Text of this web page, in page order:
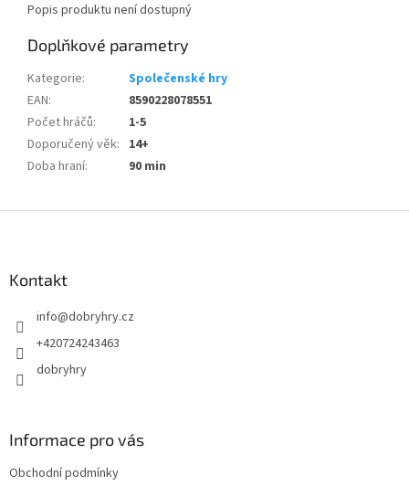
Popis produktu není dostupný
Doplňkové parametry
Kategorie:
Společenské hry
EAN:
8590228078551
Počet hráčů:
1-5
Doporučený věk: 14+
Doba hraní: 90 min
Kontakt
info@dobryhry.cz
+420724243463
dobryhry
Informace pro vás
Obchodní podmínky